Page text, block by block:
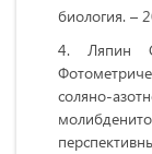
биология. –
Ляпин
соляно-